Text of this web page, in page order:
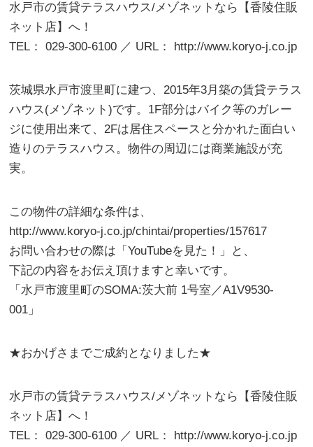
水戸市の賃貸テラスハウス/メゾネットなら【香陵住販
ネット店】へ！
TEL： 029-300-6100 ／ URL： http://www.koryo-j.co.jp
茨城県水戸市渡里町に建つ、2015年3月築の賃貸テラス
ハウス(メゾネット)です。1F部分はバイク等のガレー
ジに使用出来て、2Fは居住スペースと分かれた面白い
造りのテラスハウス。物件の周辺には商業施設が充
実。
この物件の詳細な条件は、
http://www.koryo-j.co.jp/chintai/properties/157617
お問い合わせの際は「YouTubeを見た！」と、
下記の内容をお伝え頂けますと幸いです。
「水戸市渡里町のSOMA:茨大前 1号室／A1V9530-
001」
★おかげさまでご成約となりました★
水戸市の賃貸テラスハウス/メゾネットなら【香陵住販
ネット店】へ！
TEL： 029-300-6100 ／ URL： http://www.koryo-j.co.jp